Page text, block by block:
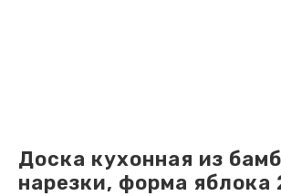
Доска кухонная из
нарезки, форма яблока